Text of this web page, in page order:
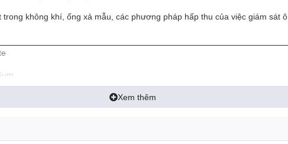
không khí, ống xả mẫu, các phương pháp hấp thu của việc giám sát ô
Xem thêm